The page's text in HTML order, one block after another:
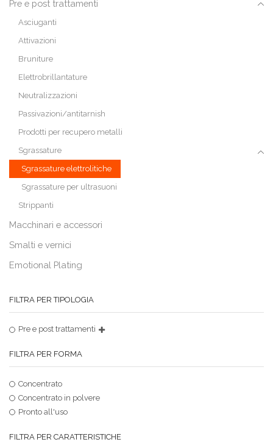
Pre e post trattamenti
Asciuganti
Attivazioni
Bruniture
Elettrobrillantature
Neutralizzazioni
Passivazioni/antitarnish
Prodotti per recupero metalli
Sgrassature
Sgrassature elettrolitiche
Sgrassature per ultrasuoni
Strippanti
Macchinari e accessori
Smalti e vernici
Emotional Plating
FILTRA PER TIPOLOGIA
Pre e post trattamenti
FILTRA PER FORMA
Concentrato
Concentrato in polvere
Pronto all'uso
FILTRA PER CARATTERISTICHE